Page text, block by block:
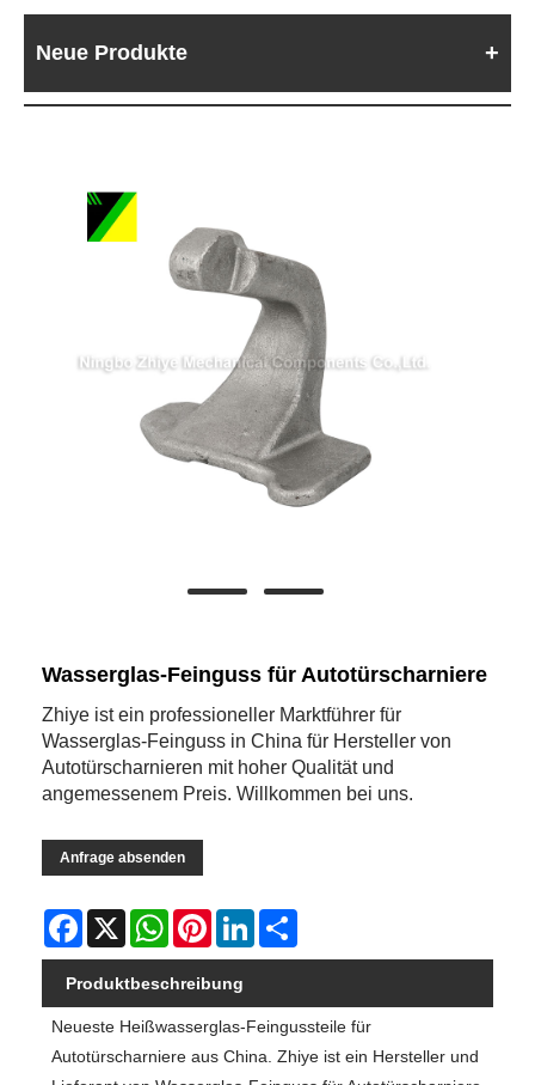
Neue Produkte
Wasserglas-Feinguss für Autotürscharniere
Zhiye ist ein professioneller Marktführer für
Wasserglas-Feinguss in China für Hersteller von
Autotürscharnieren mit hoher Qualität und
angemessenem Preis. Willkommen bei uns.
Anfrage absenden
Facebook
X WhatsAppPinterestLinkedIn
Produktbeschreibung
Neueste Heißwasserglas-Feingussteile für
Autotürscharniere aus China. Zhiye ist ein Hersteller und